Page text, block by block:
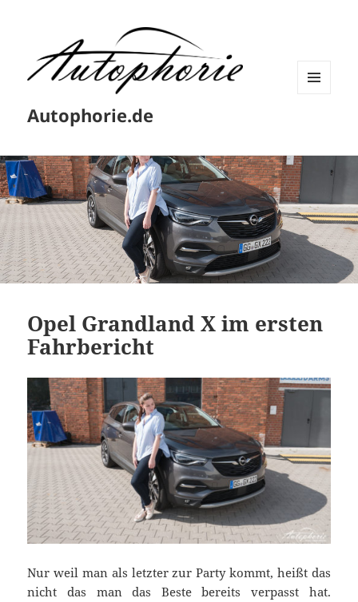
Autophorie.de
Opel Grandland X im ersten
Fahrbericht
Nur weil man als letzter zur Party kommt, heißt das
nicht das man das Beste bereits verpasst hat.